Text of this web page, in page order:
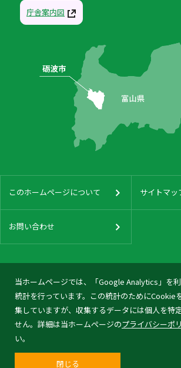
当ホームページでは、「Google Analytics」を
統計を行っています。この統計のためにCookie
集していますが、収集するデータには個人を特
せん。詳細は当ホームページのプライバシーポ
い。
閉じる
庁舎案内図
このホームページについて サイトマッ
お問い合わせ